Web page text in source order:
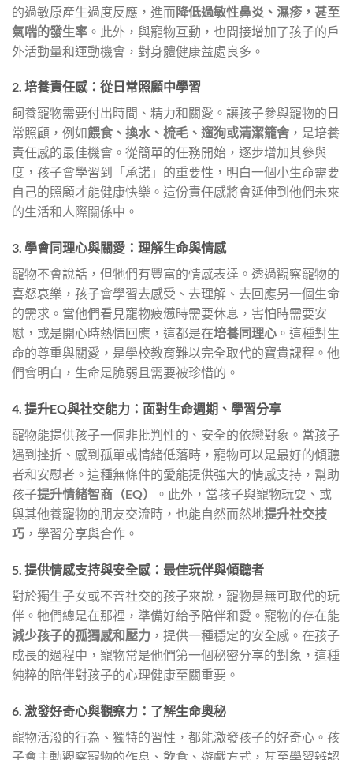
的過敏原產生過度反應，進而降低過敏性鼻炎、濕疹，甚至
氣喘的發生率 。此外，與寵物互動，也間接增加了孩子的戶
外活動量和運動機會，對身體健康益處良多。
2. 培養責任感：從日常照顧中學習
飼養寵物需要付出時間、精力和關愛。讓孩子參與寵物的日
常照顧，例如餵食、換水、梳毛、遛狗或清潔籠舍 ，是培養
責任感的最佳機會。從簡單的任務開始，逐步增加其參與
度，孩子會學習到「承諾」的重要性，明白一個小生命需要
自己的照顧才能健康快樂。這份責任感將會延伸到他們未來
的生活和人際關係中。
3. 學會同理心與關愛：理解生命與情感
寵物不會說話，但牠們有豐富的情感表達。透過觀察寵物的
喜怒哀樂，孩子會學習去感受、去理解、去回應另一個生命
的需求。當他們看見寵物疲憊時需要休息，害怕時需要安
慰，或是開心時熱情回應，這都是在培養同理心 。這種對生
命的尊重與關愛，是學校教育難以完全取代的寶貴課程。他
們會明白，生命是脆弱且需要被珍惜的。
4. 提升EQ與社交能力：面對生命週期、學習分享
寵物能提供孩子一個非批判性的、安全的依戀對象。當孩子
遇到挫折、感到孤單或情緒低落時，寵物可以是最好的傾聽
者和安慰者。這種無條件的愛能提供強大的情感支持，幫助
孩子提升情緒智商（EQ）
。此外，當孩子與寵物玩耍、或
與其他養寵物的朋友交流時，也能自然而然地提升社交技
巧 ，學習分享與合作。
5. 提供情感支持與安全感：最佳玩伴與傾聽者
對於獨生子女或不善社交的孩子來說，寵物是無可取代的玩
伴。牠們總是在那裡，準備好給予陪伴和愛。寵物的存在能
減少孩子的孤獨感和壓力 ，提供一種穩定的安全感。在孩子
成長的過程中，寵物常是他們第一個秘密分享的對象，這種
純粹的陪伴對孩子的心理健康至關重要。
6. 激發好奇心與觀察力：了解生命奧秘
寵物活潑的行為、獨特的習性，都能激發孩子的好奇心。孩
子會主動觀察寵物的作息、飲食、遊戲方式，甚至學習辨認